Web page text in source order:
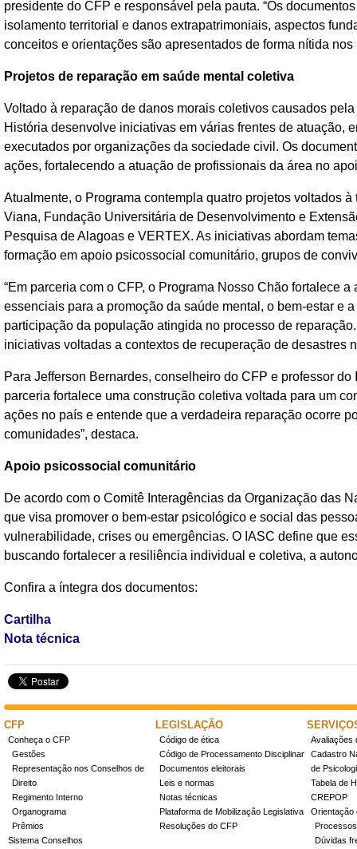
presidente do CFP e responsável pela pauta. “Os
isolamento territorial e danos extrapatrimoniais, aspectos
conceitos e orientações são apresentados de forma nítida
Projetos de reparação em saúde mental coletiva
Voltado à reparação de danos morais coletivos causados
História desenvolve iniciativas em várias frentes de atuação,
executados por organizações da sociedade civil. Os
ações, fortalecendo a atuação de profissionais da área no
Atualmente, o Programa contempla quatro projetos voltados
Viana, Fundação Universitária de Desenvolvimento e
Pesquisa de Alagoas e VERTEX. As iniciativas abordam
formação em apoio psicossocial comunitário, grupos de
“Em parceria com o CFP, o Programa Nosso Chão fortalece
essenciais para a promoção da saúde mental, o bem-estar e
participação da população atingida no processo de
iniciativas voltadas a contextos de recuperação de desastres
Para Jefferson Bernardes, conselheiro do CFP e professor
parceria fortalece uma construção coletiva voltada para um
ações no país e entende que a verdadeira reparação ocorre
comunidades”, destaca.
Apoio psicossocial comunitário
De acordo com o Comitê Interagências da Organização das
que visa promover o bem-estar psicológico e social das
vulnerabilidade, crises ou emergências. O IASC define que
buscando fortalecer a resiliência individual e coletiva, a
Confira a íntegra dos documentos:
Cartilha
Nota técnica
CFP
Conheça o CFP
Gestões
Representação nos Conselhos de
Direito
Regimento Interno
Organograma
Prêmios
Sistema Conselhos
LEGISLAÇÃO
Código de ética
Código de Processamento Disciplinar
Documentos eleitorais
Leis e normas
Notas técnicas
Plataforma de Mobilização Legislativa
Resoluções do CFP
Avaliações
Cadastro
de
Tabela de
CREPOP
Orientação
Dúvidas